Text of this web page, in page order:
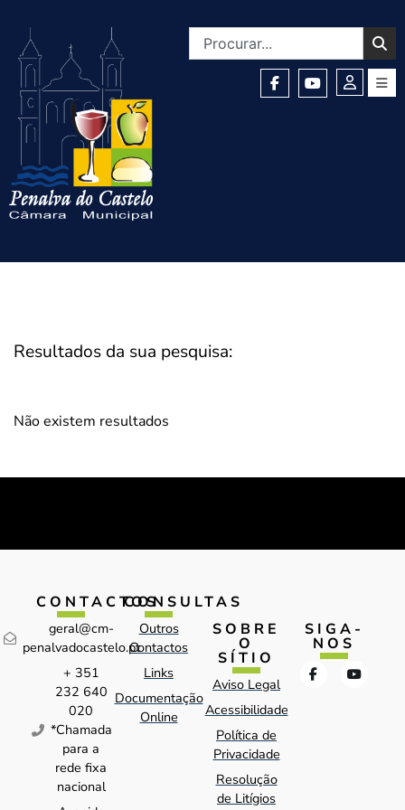
Resultados da sua pesquisa:
Não existem resultados
CONTACTOS
geral@cm-
penalvadocastelo.pt
+ 351
232 640
020
*Chamada
para a
rede fixa
nacional
CONSULTAS
Outros
Contactos
Links
Documentação
Online
SOBRE
O
SÍTIO
Aviso Legal
Acessibilidade
Política de
Privacidade
Resolução
de Litígios
SIGA-
NOS